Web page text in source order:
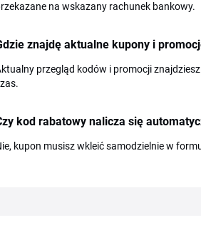
na wskazany rachunek bankowy.
znajdę aktualne kupony i
przegląd kodów i promocji
kod rabatowy nalicza się
kupon musisz wkleić samodzielnie w